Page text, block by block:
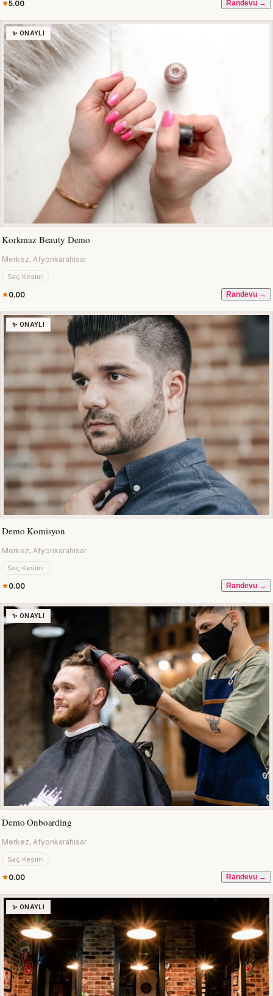
5.00 Randevu →
✨ ONAYLI
Korkmaz Beauty Demo
Merkez, Afyonkarahisar
Saç Kesimi
0.00 Randevu →
✨ ONAYLI
Demo Komisyon
Merkez, Afyonkarahisar
Saç Kesimi
0.00 Randevu →
✨ ONAYLI
Demo Onboarding
Merkez, Afyonkarahisar
Saç Kesimi
0.00 Randevu →
✨ ONAYLI